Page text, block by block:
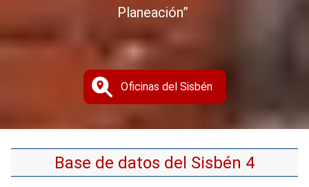
Planeación”
Oficinas del Sisbén
Base de datos del Sisbén 4